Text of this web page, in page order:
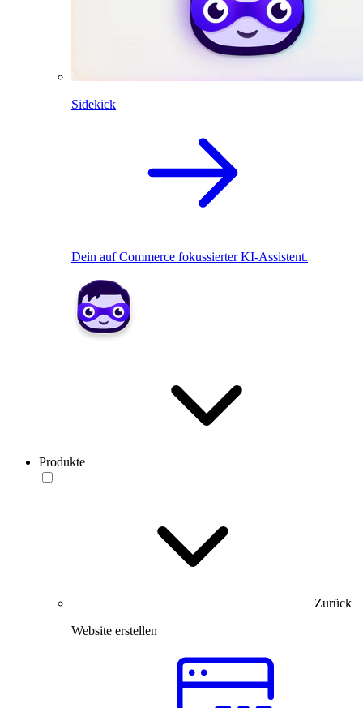
Sidekick
Dein auf Commerce fokussierter KI-Assistent.
Produkte
Zurück
Website erstellen